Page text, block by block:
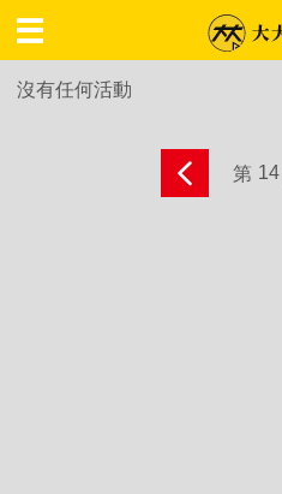
沒有任何活動
14